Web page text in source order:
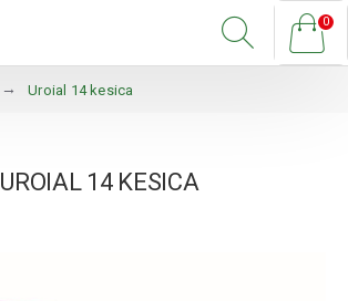
0
Uroial 14 kesica
UROIAL 14 KESICA